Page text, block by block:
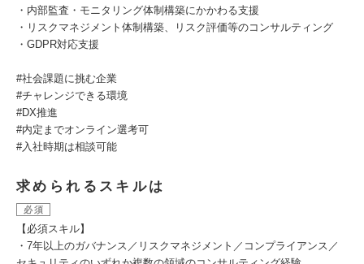
・内部監査・モニタリング体制構築にかかわる支援
・リスクマネジメント体制構築、リスク評価等のコンサルティング
・GDPR対応支援
#社会課題に挑む企業
#チャレンジできる環境
#DX推進
#内定までオンライン選考可
#⼊社時期は相談可能
求められるスキルは
必須
【必須スキル】
・7年以上のガバナンス／リスクマネジメント／コンプライアンス／